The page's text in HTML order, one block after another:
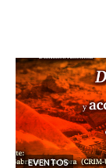
EVENTOS